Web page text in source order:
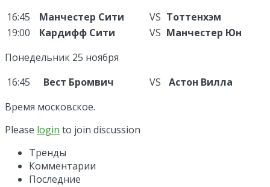
16:45
Манчестер Сити VS Тоттенхэм
19:00
Кардифф Сити VS Манчестер Юн
Понедельник 25 ноября
16:45
Вест Бромвич VS
Астон Вилла
Время московское.
Please login to join discussion
Тренды
Комментарии
Последние